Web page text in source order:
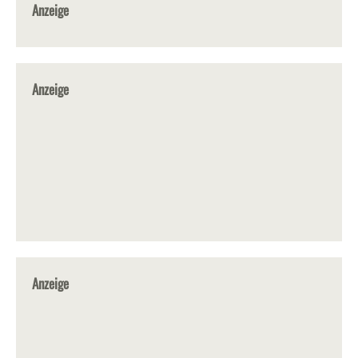
Anzeige
Anzeige
Anzeige